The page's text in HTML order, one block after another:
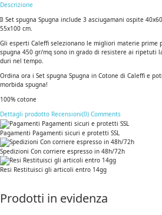
Descrizione
Il Set spugna Spugna include 3 asciugamani ospite
55x100 cm.
Gli esperti Caleffi selezionano le migliori materie prime
spugna 450 gr/mq sono in grado di resistere ai ripetuti
duri nel tempo.
Ordina ora i Set spugna Spugna in Cotone di Caleffi e
morbida spugna!
100% cotone
Dettagli prodotto Recensioni(0) Comments
Pagamenti Pagamenti sicuri e protetti SSL
Spedizioni Con corriere espresso in 48h/72h
Resi Restituisci gli articoli entro 14gg
Prodotti in evidenza